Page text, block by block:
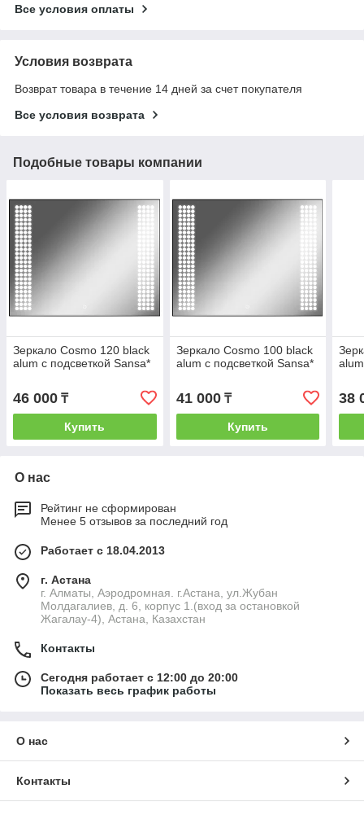
Все условия оплаты
Условия возврата
Возврат товара в течение 14 дней за счет покупателя
Все условия возврата
Подобные товары компании
Зеркало Cosmo 120 black
alum с подсветкой Sansa*
46 000 ₸
Купить
Зеркало Cosmo 100 black
alum с подсветкой Sansa*
41 000₸
Купить
38
О нас
Рейтинг не сформирован
Менее 5 отзывов за последний год
Работает с 18.04.2013
г. Астана
г. Алматы, Аэродромная. г.Астана, ул.Жубан
Молдагалиев, д. 6, корпус 1.(вход за остановкой
Жагалау-4), Астана, Казахстан
Контакты
Сегодня работает с 12:00 до 20:00
Показать весь график работы
О нас
Контакты